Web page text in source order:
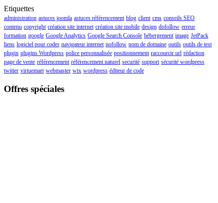
Etiquettes
administration astuces joomla astuces référencement blog client cms conseils SEO
contenu copyright création site internet création site mobile design dofollow erreur
formation google Google Analytics Google Search Console hébergement image JetPack
liens logiciel pour coder navigateur internet nofollow nom de domaine outils outils de test
plugin plugins Wordpress police personnalisée positionnement raccourcir url rédaction
page de vente référencement référencement naturel securité support sécurité wordpress
twitter virtuemart webmaster wix wordpress éditeur de code
Offres spéciales